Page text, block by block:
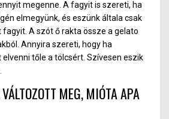
megenne. A fagyit is szereti, ha
elmegyünk, és eszünk általa csak
A szót ő rakta össze a gelato
Annyira szereti, hogy ha
tőle a tölcsért. Szívesen eszik
MEG, MIÓTA APA